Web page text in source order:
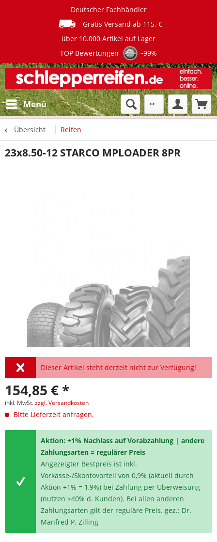
Deutscher Fachhändler
Gratis Versand ab 115,-€
über 10.000 Artikel auf Lager
TOP Bewertungen
~99%
Menü
Übersicht Reifen
23x8.50-12 STARCO MPLOADER 8PR
Dieser Artikel steht derzeit nicht zur Verfügung!
154,85 € *
inkl. MwSt.zzgl. Versandkosten
Bitte Lieferzeit anfragen.
Aktion: +1% Nachlass auf Vorabzahlung | andere
Zahlungsarten = regulärer Preis
Angezeigter Bestpreis ist inkl.
Vorkasse-/Skontovorteil von 0,9% (aktuell durch
Aktion +1% = 1,9%) bei Zahlung per Überweisung
(nutzen >40% d. Kunden). Bei allen anderen
Zahlungsarten gilt der reguläre Preis. gez.: Dr.
Manfred P. Zilling